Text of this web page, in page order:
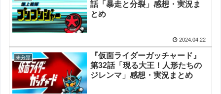
話「暴走と分裂」感想・実況ま
とめ
2024.04.22
未分類
『仮面ライダーガッチャード』
第32話「現る大王！人形たちの
ジレンマ」感想・実況まとめ